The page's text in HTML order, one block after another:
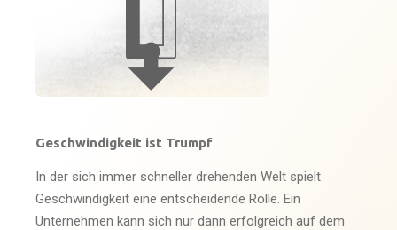
Geschwindigkeit ist Trumpf
In der sich immer schneller drehenden Welt spielt
Geschwindigkeit eine entscheidende Rolle. Ein
Unternehmen kann sich nur dann erfolgreich auf dem